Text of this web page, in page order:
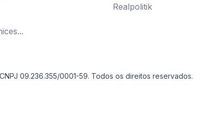
Realpolitik
09.236.355/0001-59. Todos os direitos reservados.